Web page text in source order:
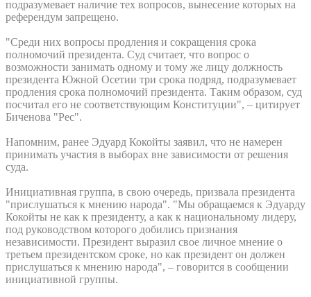
подразумевает наличие тех вопросов, вынесение которых на
референдум запрещено.
"Среди них вопросы продления и сокращения срока
полномочий президента. Суд считает, что вопрос о
возможности занимать одному и тому же лицу должность
президента Южной Осетии три срока подряд, подразумевает
продления срока полномочий президента. Таким образом, суд
посчитал его не соответствующим Конституции", – цитирует
Биченова "Рес".
Напомним, ранее Эдуард Кокойты заявил, что не намерен
принимать участия в выборах вне зависимости от решения
суда.
Инициативная группа, в свою очередь, призвала президента
"прислушаться к мнению народа". "Мы обращаемся к Эдуарду
Кокойты не как к президенту, а как к национальному лидеру,
под руководством которого добились признания
независимости. Президент выразил свое личное мнение о
третьем президентском сроке, но как президент он должен
прислушаться к мнению народа", – говорится в сообщении
инициативной группы.